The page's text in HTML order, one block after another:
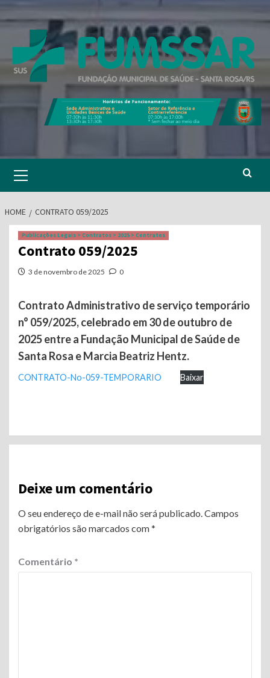
to
Menu
HOME CONTRATO 059/2025
Publicações Legais > Contratos > 2025 > Contratos
Contrato 059/2025
3 de novembro de 2025 0
Contrato Administrativo de serviço temporário
n° 059/2025, celebrado em 30 de outubro de
2025 entre a Fundação Municipal de Saúde de
Santa Rosa e Marcia Beatriz Hentz.
CONTRATO-No-059-TEMPORARIO Baixar
Continue
Reading
Deixe um comentário
O seu endereço de e-mail não será publicado. Campos
obrigatórios são marcados com*
Comentário *